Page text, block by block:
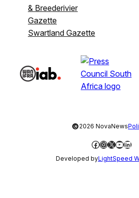
& Breederivier
Gazette
Swartland Gazette
©2026 NovaNews
Facebook
Instagram
X
Developed byLightSpeed